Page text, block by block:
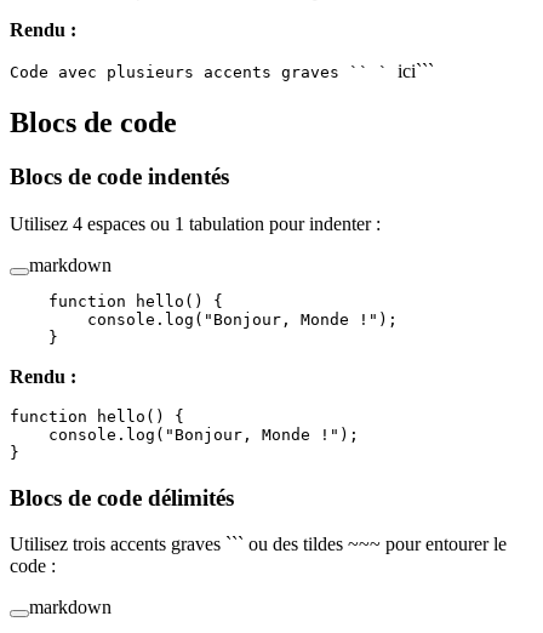
Rendu :
Code avec plusieurs accents graves `` ` ici```
Blocs de code
Blocs de code indentés
Utilisez 4 espaces ou 1 tabulation pour indenter :
markdown
    function hello() {
        console.log("Bonjour, Monde !");
    }
Rendu :
function hello() {
    console.log("Bonjour, Monde !");
Blocs de code délimités
Utilisez trois accents graves ``` ou des tildes ~~~ pour entourer le
code :
markdown